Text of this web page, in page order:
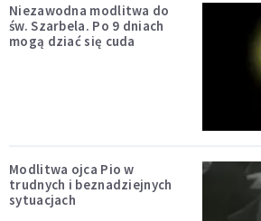
Niezawodna modlitwa do
św. Szarbela. Po 9 dniach
mogą dziać się cuda
Modlitwa ojca Pio w
trudnych i beznadziejnych
sytuacjach